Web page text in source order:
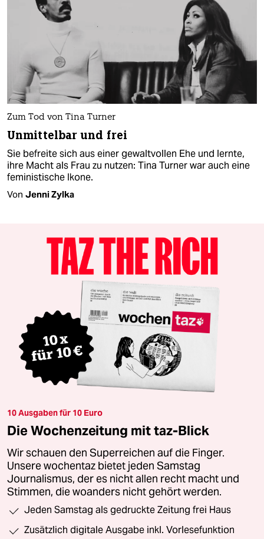
Zum Tod von Tina Turner
Unmittelbar und frei
Sie befreite sich aus einer gewaltvollen Ehe und lernte,
ihre Macht als Frau zu nutzen: Tina Turner war auch eine
feministische Ikone.
Von Jenni Zylka
10 Ausgaben für 10 Euro
Die Wochenzeitung mit taz-Blick
Wir schauen den Superreichen auf die Finger.
Unsere wochentaz bietet jeden Samstag
Journalismus, der es nicht allen recht macht und
Stimmen, die woanders nicht gehört werden.
Jeden Samstag als gedruckte Zeitung frei Haus
Zusätzlich digitale Ausgabe inkl. Vorlesefunktion